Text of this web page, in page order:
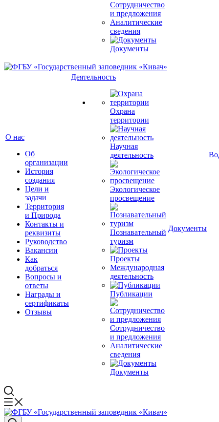
Сотрудничество
и предложения
Аналитические
сведения
Документы
О нас
Об
организации
История
создания
Цели и
задачи
Территория
и Природа
Контакты и
реквизиты
Руководство
Вакансии
Как
добраться
Вопросы и
ответы
Награды и
сертификаты
Отзывы
Деятельность
Охрана
территории
Научная
деятельность
Экологическое
просвещение
Познавательный
туризм
Проекты
Международная
деятельность
Публикации
Сотрудничество
и предложения
Аналитические
сведения
Документы
Документы